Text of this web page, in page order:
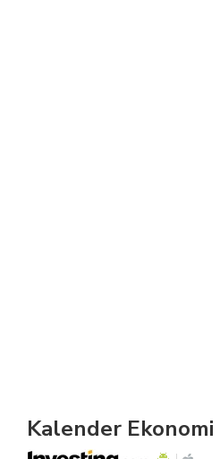
Kalender Ekonomi